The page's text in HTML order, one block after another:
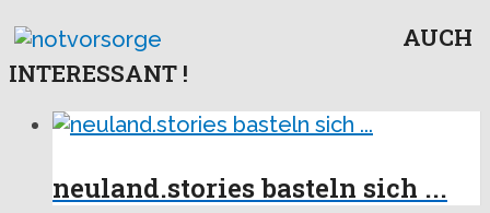
AUCH
INTERESSANT !
neuland.stories basteln sich ...